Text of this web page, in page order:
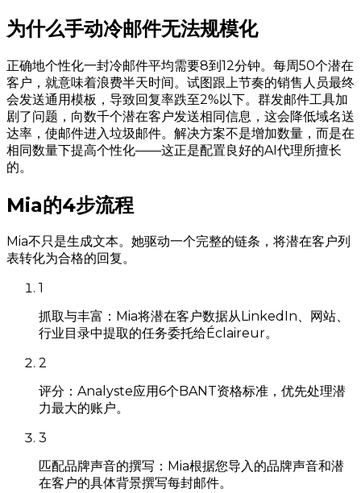
为什么手动冷邮件无法规模化
正确地个性化一封冷邮件平均需要8到12分钟。每周50个潜在
客户，就意味着浪费半天时间。试图跟上节奏的销售人员最终
会发送通用模板，导致回复率跌至2%以下。群发邮件工具加
剧了问题，向数千个潜在客户发送相同信息，这会降低域名送
达率，使邮件进入垃圾邮件。解决方案不是增加数量，而是在
相同数量下提高个性化——这正是配置良好的AI代理所擅长
的。
Mia的4步流程
Mia不只是生成文本。她驱动一个完整的链条，将潜在客户列
表转化为合格的回复。
1
抓取与丰富：Mia将潜在客户数据从LinkedIn、网站、
行业目录中提取的任务委托给Éclaireur。
2
评分：Analyste应用6个BANT资格标准，优先处理潜
力最大的账户。
3
匹配品牌声音的撰写：Mia根据您导入的品牌声音和潜
在客户的具体背景撰写每封邮件。